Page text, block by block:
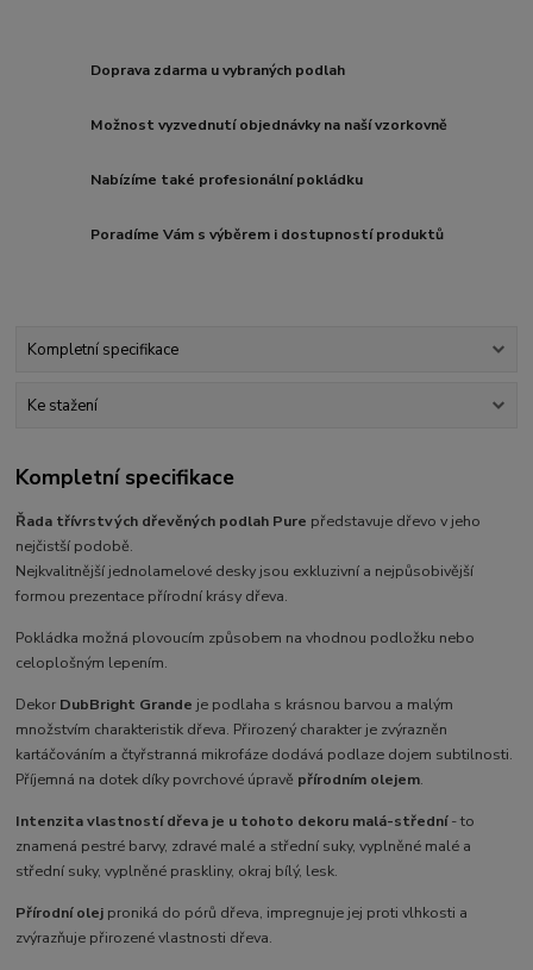
Doprava zdarma u vybraných podlah
Možnost vyzvednutí objednávky na naší vzorkovně
Nabízíme také profesionální pokládku
Poradíme Vám s výběrem i dostupností produktů
Kompletní specifikace
Ke stažení
Kompletní specifikace
Řada třívrstvých dřevěných podlah Pure představuje dřevo v jeho
nejčistší podobě.
Nejkvalitnější jednolamelové desky jsou exkluzivní a nejpůsobivější
formou prezentace přírodní krásy dřeva.
Pokládka možná plovoucím způsobem na vhodnou podložku nebo
celoplošným lepením.
Dekor DubBright Grande je podlaha s krásnou barvou a malým
množstvím charakteristik dřeva. Přirozený charakter je zvýrazněn
kartáčováním a čtyřstranná mikrofáze dodává podlaze dojem subtilnosti.
Příjemná na dotek díky povrchové úpravě přírodním olejem.
Intenzita vlastností dřeva je u tohoto dekoru malá-střední- to
znamená pestré barvy, zdravé malé a střední suky, vyplněné malé a
střední suky, vyplněné praskliny, okraj bílý, lesk.
Přírodní olej proniká do pórů dřeva, impregnuje jej proti vlhkosti a
zvýrazňuje přirozené vlastnosti dřeva.